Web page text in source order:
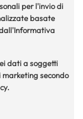
per l'invio di
basate
dati a soggetti
secondo